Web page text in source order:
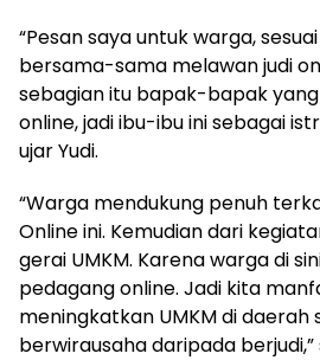
“Pesan saya untuk warga,
bersama-sama melawan judi
sebagian itu bapak-bapak
online, jadi ibu-ibu ini sebagai
ujar Yudi.
“Warga mendukung penuh
Online ini. Kemudian dari
gerai UMKM. Karena warga di
pedagang online. Jadi kita
meningkatkan UMKM di daerah
berwirausaha daripada